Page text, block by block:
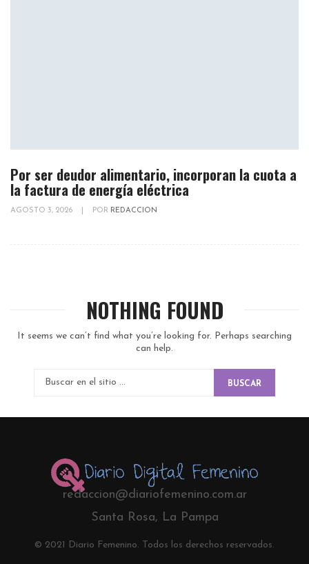
Por ser deudor alimentario, incorporan la cuota a
la factura de energía eléctrica
AGOSTO 3, 2026 POR REDACCION
NOTHING FOUND
It seems we can’t find what you’re looking for. Perhaps searching
can help.
BUSCAR
redaccion@diariofemenino.com.ar
Santa Rosa, La Pampa
© 2021 Diario Femenino. Todos los derechos reservados.